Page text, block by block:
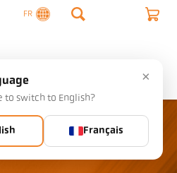
FR
×
to switch to English?
Français